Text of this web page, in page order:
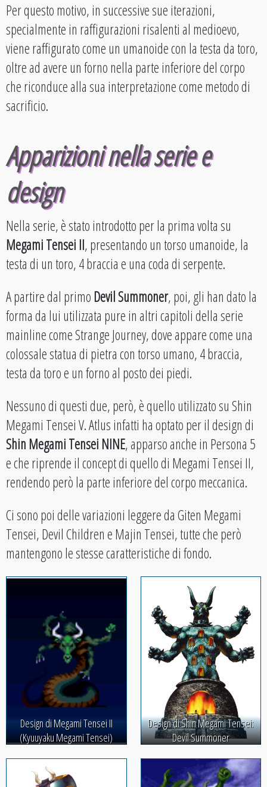
Per questo motivo, in successive sue iterazioni,
specialmente in raffigurazioni risalenti al medioevo,
viene raffigurato come un umanoide con la testa da toro,
oltre ad avere un forno nella parte inferiore del corpo
che riconduce alla sua interpretazione come metodo di
sacrificio.
Apparizioni nella serie e
design
Nella serie, è stato introdotto per la prima volta su
Megami Tensei II, presentando un torso umanoide, la
testa di un toro, 4 braccia e una coda di serpente.
A partire dal primoDevil Summoner, poi, gli han dato la
forma da lui utilizzata pure in altri capitoli della serie
mainline come Strange Journey, dove appare come una
colossale statua di pietra con torso umano, 4 braccia,
testa da toro e un forno al posto dei piedi.
Nessuno di questi due, però, è quello utilizzato su Shin
Megami Tensei V. Atlus infatti ha optato per il design di
Shin Megami Tensei NINE, apparso anche in Persona 5
e che riprende il concept di quello di Megami Tensei II,
rendendo però la parte inferiore del corpo meccanica.
Ci sono poi delle variazioni leggere da Giten Megami
Tensei, Devil Children e Majin Tensei, tutte che però
mantengono le stesse caratteristiche di fondo.
Design di Megami Tensei II
(Kyuuyaku Megami Tensei)
Design di Shin Megami Tensei:
Devil Summoner